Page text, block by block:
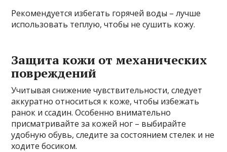
Рекомендуется избегать горячей воды – лучше
использовать теплую, чтобы не сушить кожу.
Защита кожи от механических
повреждений
Учитывая снижение чувствительности, следует
аккуратно относиться к коже, чтобы избежать
ранок и ссадин. Особенно внимательно
присматривайте за кожей ног – выбирайте
удобную обувь, следите за состоянием стелек и не
ходите босиком.